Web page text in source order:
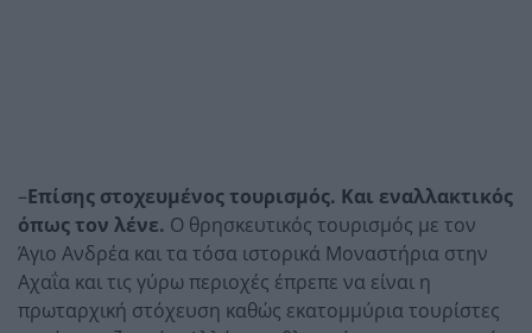
–Επίσης στοχευμένος τουρισμός. Και εναλλακτικός
όπως τον λένε. Ο θρησκευτικός τουρισμός με τον
Άγιο Ανδρέα και τα τόσα ιστορικά Μοναστήρια στην
Αχαΐα και τις γύρω περιοχές έπρεπε να είναι η
πρωταρχική στόχευση καθώς εκατομμύρια τουρίστες